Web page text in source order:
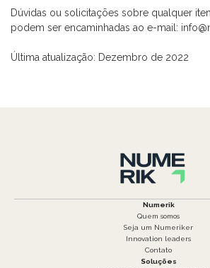
Dúvidas ou solicitações sobre qualquer
podem ser encaminhadas ao e-mail:
Última atualização: Dezembro de 2022
Numerik
Quem somos
Seja um Numeriker
Innovation leaders
Contato
Soluções